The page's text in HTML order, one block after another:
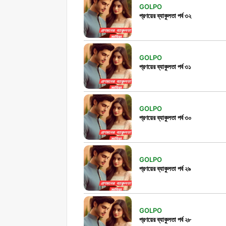
GOLPO
প্রণয়ের ব্যাকুলতা পর্ব ৩২
GOLPO
প্রণয়ের ব্যাকুলতা পর্ব ৩১
GOLPO
প্রণয়ের ব্যাকুলতা পর্ব ৩০
GOLPO
প্রণয়ের ব্যাকুলতা পর্ব ২৯
GOLPO
প্রণয়ের ব্যাকুলতা পর্ব ২৮